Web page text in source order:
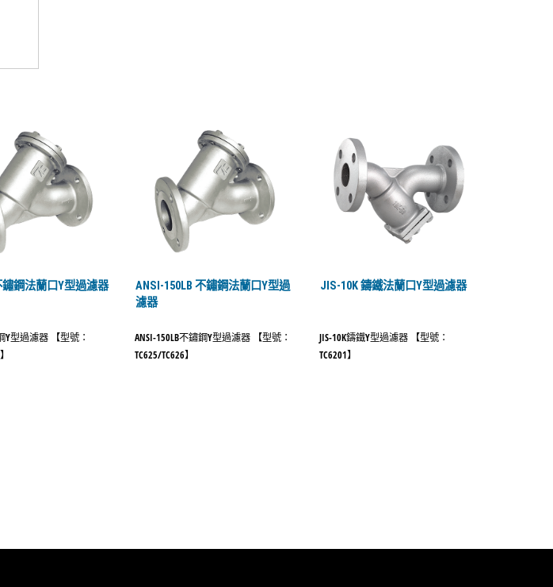
鏽鋼法蘭口Y型過濾器
Y型過濾器 【型號：
ANSI-150LB 不鏽鋼法蘭口Y型過
濾器
ANSI-150LB不鏽鋼Y型過濾器 【型號：
TC625/TC626】
JIS-10K 鑄鐵法蘭口Y型過濾器
JIS-10K鑄鐵Y型過濾器 【型號：
TC6201】